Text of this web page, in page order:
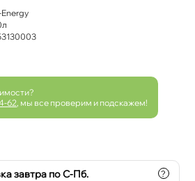
62 , мы все проверим и подскажем!
завтра по С-Пб. ?